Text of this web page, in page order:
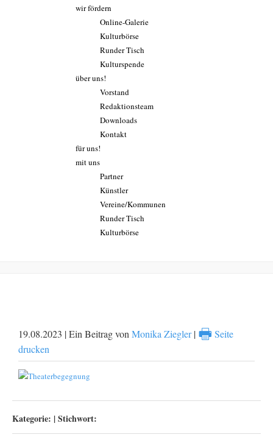
wir fördern
Online-Galerie
Kulturbörse
Runder Tisch
Kulturspende
über uns!
Vorstand
Redaktionsteam
Downloads
Kontakt
für uns!
mit uns
Partner
Künstler
Vereine/Kommunen
Runder Tisch
Kulturbörse
19.08.2023 | Ein Beitrag von Monika Ziegler | 🖶 Seite
drucken
Kategorie: |Stichwort: